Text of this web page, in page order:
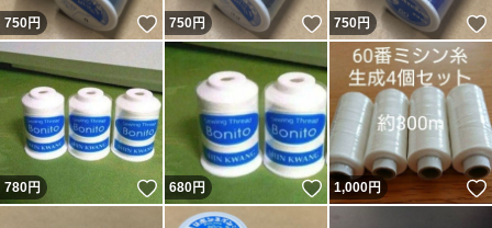
750円 いいね！
750円 いいね！
750円
780円 いいね！
680円 いいね！
1,000円